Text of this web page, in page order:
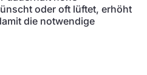
oder oft lüftet, erhöht
die notwendige